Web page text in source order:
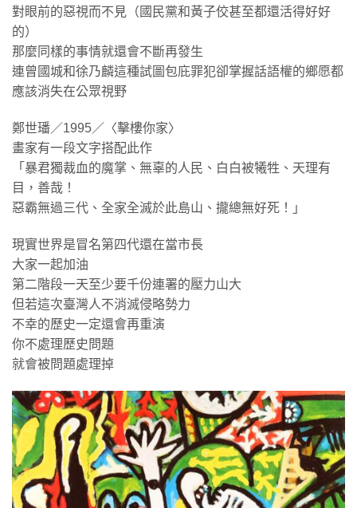
對眼前的惡視而不見（國民黨和黃子佼甚至都還活得好好
的）
那麼同樣的事情就還會不斷再發生
連曾國城和徐乃麟這種試圖包庇罪犯卻掌握話語權的鄉愿都
應該消失在公眾視野
鄭世璠／1995／〈擊樓你家〉
畫家有一段文字搭配此作
「暴君獨裁血的魔掌、無辜的人民、白白被犧牲、天理有
目，善哉！
惡霸無過三代、全家全滅於此島山、攏總無好死！」
現實世界是冒名第四代還在當市長
大家一起加油
第二階段一天至少要千份連署的壓力山大
但若這次臺灣人不消滅侵略勢力
不幸的歷史一定還會再重演
你不處理歷史問題
就會被問題處理掉